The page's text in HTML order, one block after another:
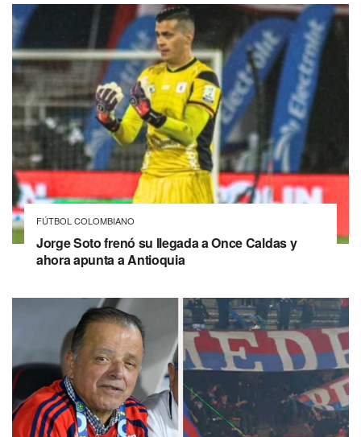
FÚTBOL COLOMBIANO
Jorge Soto frenó su llegada a Once Caldas y
ahora apunta a Antioquia